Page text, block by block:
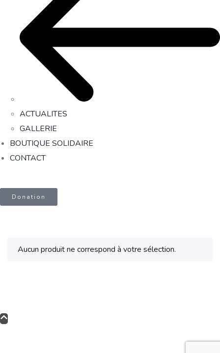
ACTUALITES
GALLERIE
BOUTIQUE SOLIDAIRE
CONTACT
Donation
Aucun produit ne correspond à votre sélection.